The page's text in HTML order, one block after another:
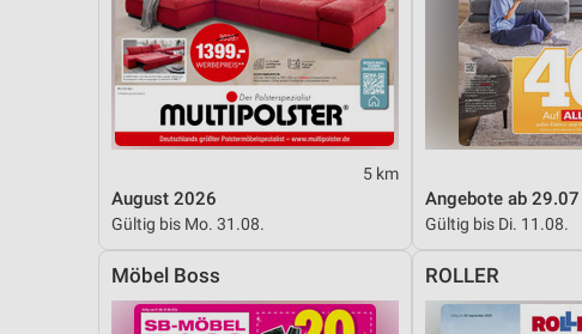
5 km
August 2026
Gültig bis Mo. 31.08.
Angebote ab 29.07
Gültig bis Di. 11.08.
Möbel Boss ROLLER